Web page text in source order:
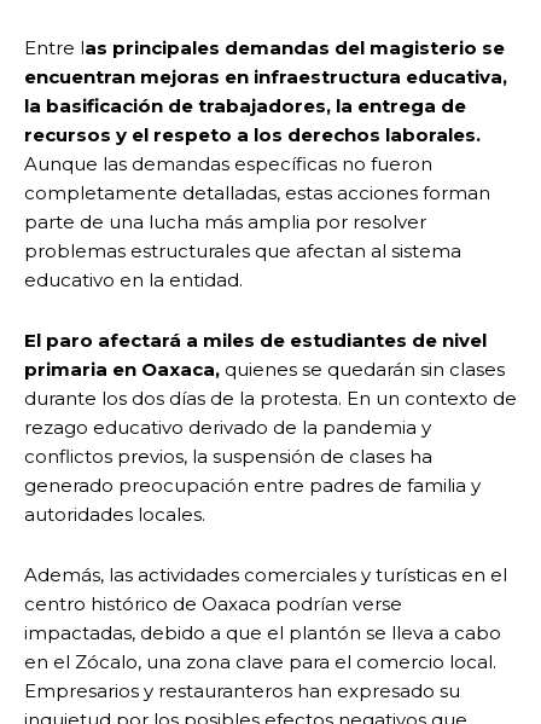
Entre las principales demandas del magisterio se
encuentran mejoras en infraestructura educativa,
la basificación de trabajadores, la entrega de
recursos y el respeto a los derechos laborales.
Aunque las demandas específicas no fueron
completamente detalladas, estas acciones forman
parte de una lucha más amplia por resolver
problemas estructurales que afectan al sistema
educativo en la entidad.
El paro afectará a miles de estudiantes de nivel
primaria en Oaxaca, quienes se quedarán sin clases
durante los dos días de la protesta. En un contexto de
rezago educativo derivado de la pandemia y
conflictos previos, la suspensión de clases ha
generado preocupación entre padres de familia y
autoridades locales.
Además, las actividades comerciales y turísticas en el
centro histórico de Oaxaca podrían verse
impactadas, debido a que el plantón se lleva a cabo
en el Zócalo, una zona clave para el comercio local.
Empresarios y restauranteros han expresado su
inquietud por los posibles efectos negativos que